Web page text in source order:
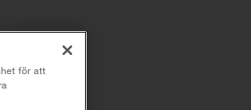
70 mm
för att